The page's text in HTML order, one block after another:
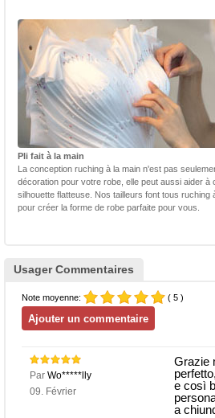
Pli fait à la main
La conception ruching à la main n'est pas
décoration pour votre robe, elle peut aussi aider à
silhouette flatteuse. Nos tailleurs font tous ruching
pour créer la forme de robe parfaite pour vous.
Usager Commentaires
Note moyenne: ( 5 )
Par Wo*****lly
09. Février
Grazie
e così
a